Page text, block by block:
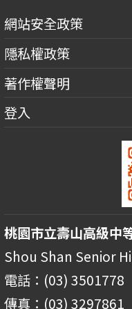
網站安全政策
隱私權政策
著作權聲明
登入
桃園市立壽山高級中
Shou Shan Senior
電話：(03) 3501778
傳真：(03) 3297861